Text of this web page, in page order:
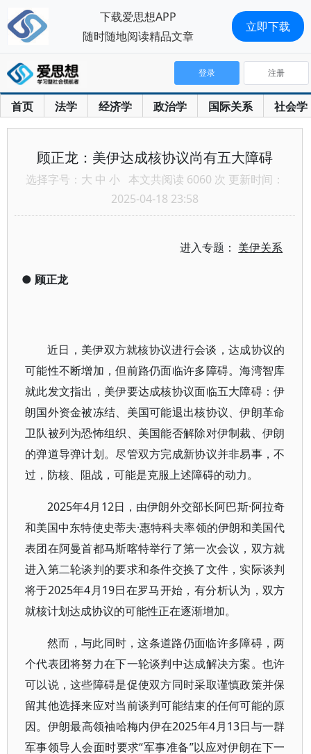
首页 法学 经济学 政治学 国际关系 社会学
登录 注册
顾正龙：美伊达成核协议尚有五大障碍
选择字号： 大 中 小 本文共阅读 6060 次 更新时间：
2025-04-18 23:58
进入专题： 美伊关系
● 顾正龙
近日，美伊双方就核协议进行会谈，达成协议的
可能性不断增加，但前路仍面临许多障碍。海湾智库
就此发文指出，美伊要达成核协议面临五大障碍：伊
朗国外资金被冻结、美国可能退出核协议、伊朗革命
卫队被列为恐怖组织、美国能否解除对伊制裁、伊朗
的弹道导弹计划。尽管双方完成新协议并非易事，不
过，防核、阻战，可能是克服上述障碍的动力。
2025年4月12日，由伊朗外交部长阿巴斯·阿拉奇
和美国中东特使史蒂夫·惠特科夫率领的伊朗和美国代
表团在阿曼首都马斯喀特举行了第一次会议，双方就
进入第二轮谈判的要求和条件交换了文件，实际谈判
将于2025年4月19日在罗马开始，有分析认为，双方
就核计划达成协议的可能性正在逐渐增加。
然而，与此同时，这条道路仍面临许多障碍，两
个代表团将努力在下一轮谈判中达成解决方案。也许
可以说，这些障碍是促使双方同时采取谨慎政策并保
留其他选择来应对当前谈判可能结束的任何可能的原
因。伊朗最高领袖哈梅内伊在2025年4月13日与一群
军事领导人会面时要求“军事准备”以应对伊朗在下一
下载爱思想APP
随时随地阅读精品文章
立即下载